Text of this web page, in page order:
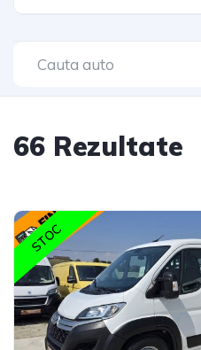
66 Rezultate
STOC